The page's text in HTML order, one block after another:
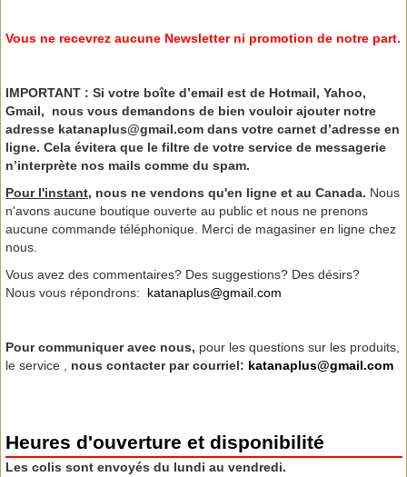
Vous ne recevrez aucune Newsletter ni promotion de notre part.
IMPORTANT : Si votre boîte d’email est de Hotmail, Yahoo,
Gmail, nous vous demandons de bien vouloir ajouter notre
adresse katanaplus@gmail.com dans votre carnet d’adresse en
ligne. Cela évitera que le filtre de votre service de messagerie
n’interprète nos mails comme du spam.
Pour l'instant, nous ne vendons qu'en ligne et au Canada. Nous
n'avons aucune boutique ouverte au public et nous ne prenons
aucune commande téléphonique. Merci de magasiner en ligne chez
nous.
Vous avez des commentaires? Des suggestions? Des désirs?
Nous vous répondrons: katanaplus@gmail.com
Pour communiquer avec nous, pour les questions sur les produits,
le service ,
nous contacter par courriel: katanaplus@gmail.com
Heures d'ouverture et disponibilité
Les colis sont envoyés du lundi au vendredi.